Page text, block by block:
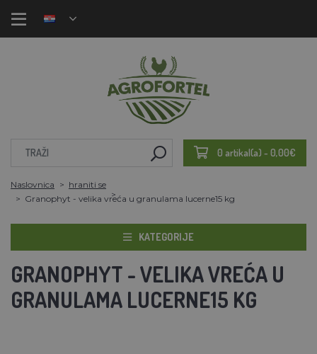
0 artikal(a) - 0,00€
Naslovnica
hraniti se
Granophyt - velika vreća u granulama lucerne15 kg
KATEGORIJE
GRANOPHYT - VELIKA VREĆA U
GRANULAMA LUCERNE15 KG